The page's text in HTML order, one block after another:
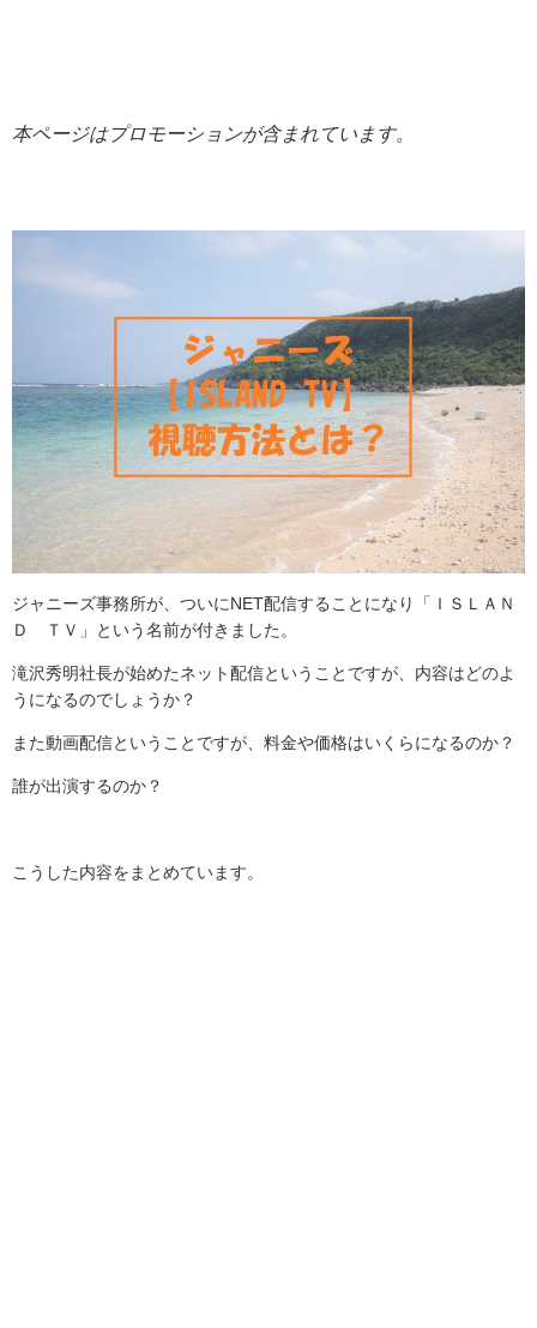
本ページはプロモーションが含まれています。
ジャニーズ事務所が、ついに NET配信することになり「ＩＳＬＡＮ
Ｄ ＴＶ」という名前が付きました。
滝沢秀明社長が始めたネット配信ということですが、内容はどのよ
うになるのでしょうか？
また動画配信ということですが、料金や価格はいくらになるのか？
誰が出演するのか？
こうした内容をまとめています。